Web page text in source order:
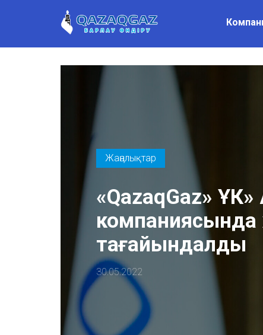
Жаңалықтар
«QazaqGaz» ҰК»
компаниясында
тағайындалды
30.05.2022